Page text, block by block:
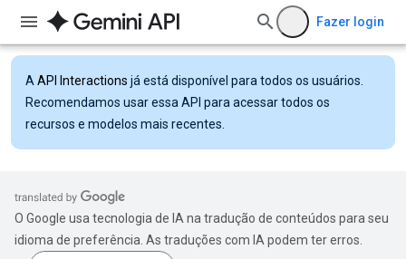
Fazer login
A API Interactions já está disponível para todos os usuários.
Recomendamos usar essa API para acessar todos os
recursos e modelos mais recentes.
O Google usa tecnologia de IA na tradução de conteúdos para seu
idioma de preferência. As traduções com IA podem ter erros.